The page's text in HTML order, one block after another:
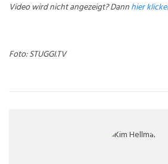
Video wird nicht angezeigt? Dannhier
Foto: STUGGI.TV